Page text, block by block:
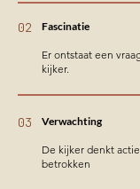
02 Fascinatie
Er ontstaat een
kijker.
03 Verwachting
De kijker denkt
betrokken